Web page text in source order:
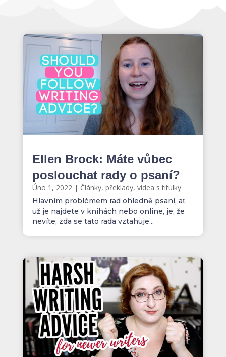
Ellen Brock: Máte vůbec
poslouchat rady o psaní?
Úno 1, 2022| Články, překlady, videa s titulky
Hlavním problémem rad ohledně psaní, ať
už je najdete v knihách nebo online, je, že
nevíte, zda se tato rada vztahuje...